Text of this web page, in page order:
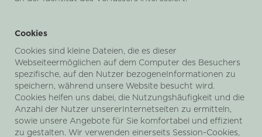
Cookies
Cookies sind kleine Dateien, die es dieser
Webseiteermöglichen auf dem Computer des Besuchers
spezifische, auf den Nutzer bezogeneInformationen zu
speichern, während unsere Website besucht wird.
Cookies helfen uns dabei, die Nutzungshäufigkeit und die
Anzahl der Nutzer unsererInternetseiten zu ermitteln,
sowie unsere Angebote für Sie komfortabel und effizient
zu gestalten. Wir verwenden einerseits Session-Cookies,